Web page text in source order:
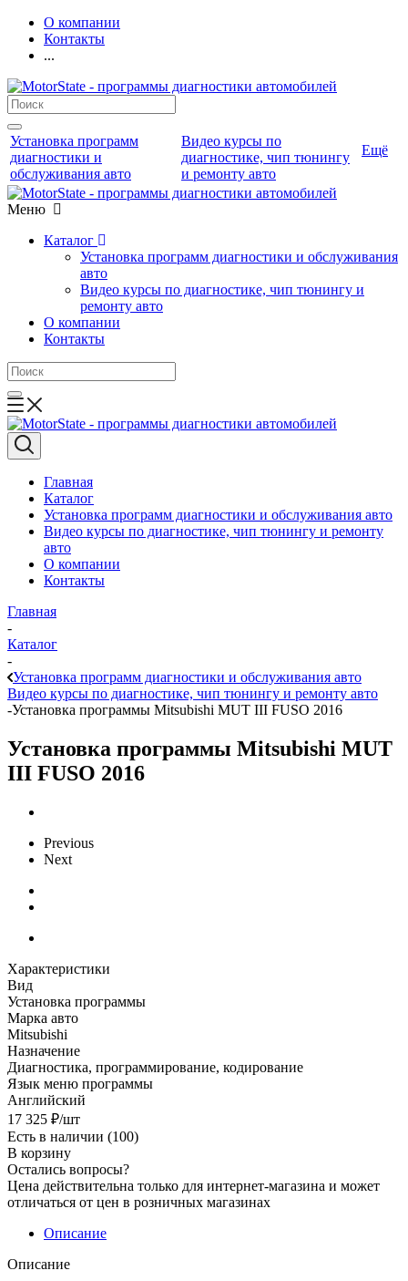
О компании
Контакты
...
Установка программ
диагностики и
обслуживания авто
Видео курсы по
диагностике, чип тюнингу
и ремонту авто
Ещё
Меню
Каталог
Установка программ диагностики и обслуживания
авто
Видео курсы по диагностике, чип тюнингу и
ремонту авто
О компании
Контакты
Главная
Каталог
Установка программ диагностики и обслуживания авто
Видео курсы по диагностике, чип тюнингу и ремонту
авто
О компании
Контакты
Главная
-
Каталог
-
Установка программ диагностики и обслуживания авто
Видео курсы по диагностике, чип тюнингу и ремонту авто
-Установка программы Mitsubishi MUT III FUSO 2016
Установка программы Mitsubishi MUT
III FUSO 2016
Previous
Next
Характеристики
Вид
Установка программы
Марка авто
Mitsubishi
Назначение
Диагностика, программирование, кодирование
Язык меню программы
Английский
17 325 ₽/шт
Есть в наличии (100)
В корзину
Остались вопросы?
Цена действительна только для интернет-магазина и может
отличаться от цен в розничных магазинах
Описание
Описание